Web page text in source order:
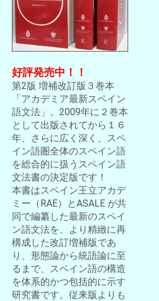
好評発売中！！
第2版 増補改訂版３巻本
「アカデミア最新スペイン
語文法」。2009年に２巻本
として出版されてから１６
年、さらに広く深く、スペ
イン語圏全体のスペイン語
を総合的に扱うスペイン語
文法書の決定版です！
本書はスペイン王立アカデ
ミー（RAE）とASALE が共
同で編纂した最新のスペイ
ン語文法を、より精緻に再
構成した改訂増補版であ
り、形態論から統語論に至
るまで、スペイン語の構造
を体系的かつ包括的に示す
研究書です。従来版よりも